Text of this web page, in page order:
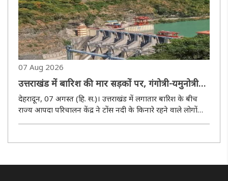
07 Aug 2026
उत्तराखंड में बारिश की मार सड़कों पर, गंगोत्री-यमुनोत्री
हाइवे और बद्रीनाथ मार्ग बाधित,टोंस नदी में जलस्तर बढ़ने
की चेतावनी
देहरादून, 07 अगस्त (हि. स.)। उत्तराखंड में लगातार बारिश के बीच
राज्य आपदा परिचालन केंद्र ने टोंस नदी के किनारे रहने वाले लोगों
और यात्रियों को सतर्क रहने की सलाह दी है। वहीं, गंगोत्री और यमुनोत्री